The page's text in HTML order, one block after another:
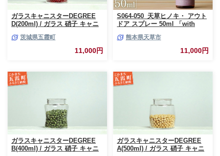
ガラスキャニスターDEGREE
D(200ml) / ガラス 硝子 キャニ
耐熱 一生もの 職人 こだわり
JIDA デザインミュージアムセ
レクション 茨城県 五霞町
茨城県五霞町
11,000円
S064-050_天草ヒノキ・ アウト
ドア スプレー 50ml 「with
熊本県天草市
11,000円
ガラスキャニスターDEGREE
B(400ml) / ガラス 硝子 キャニ
ガラスキャニスターDEGREE
A(500ml) / ガラス 硝子 キャニ